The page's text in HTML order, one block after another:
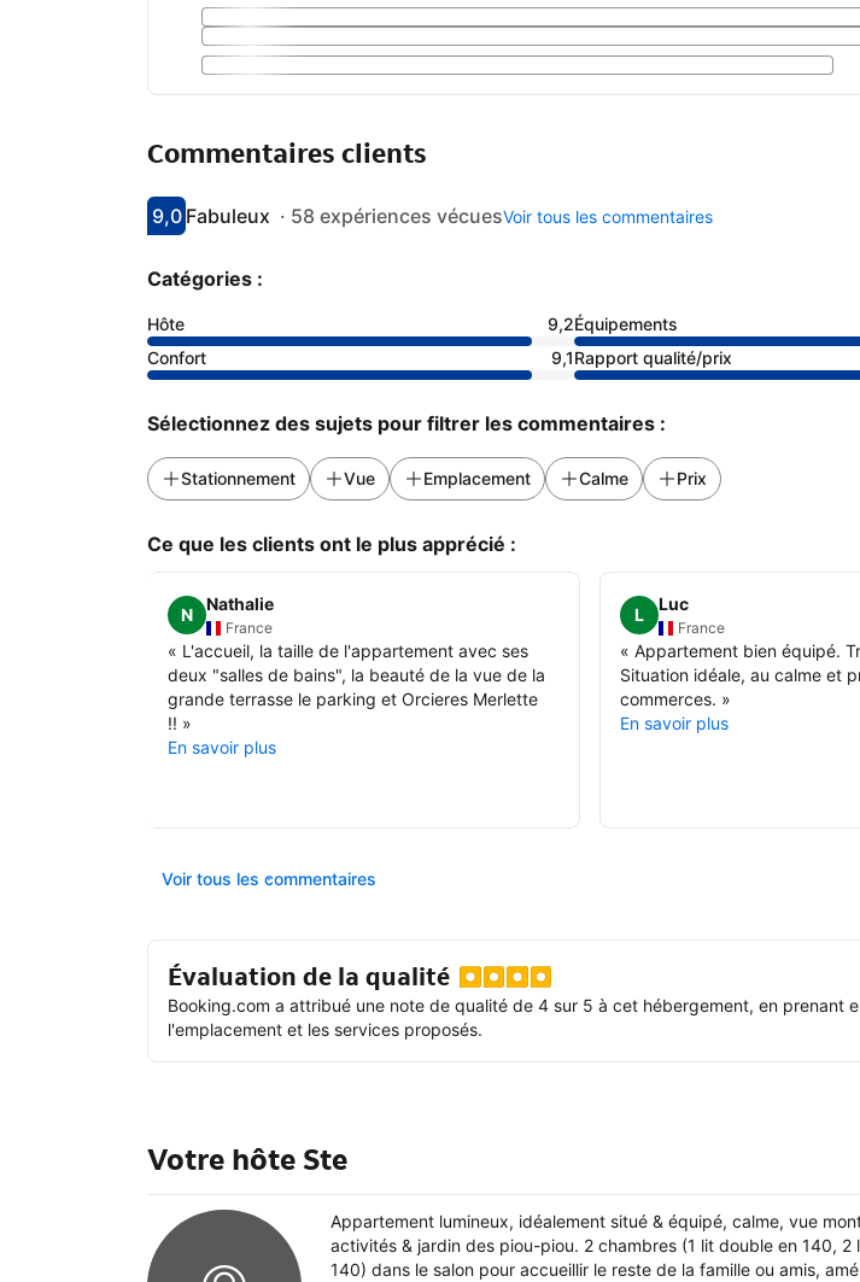
Commentaires clients
Avec une note de 9
9,0
fabuleuxFabuleux · 58 expériences vécuesVoir tous les commentaires
Catégories :
Hôte 9,2Équipements
Confort
9,1Rapport qualité/prix
Sélectionnez des sujets pour filtrer les commentaires :
Stationnement Vue Emplacement Calme Prix
Ce que les clients ont le plus apprécié :
N
Nathalie
France
« L'accueil, la taille de l'appartement avec ses
deux "salles de bains", la beauté de la vue de la
grande terrasse le parking et Orcieres Merlette
!! »
En savoir plus
L
Luc
France
«Appartement bien équipé.
Situation idéale, au calme et
commerces. »
En savoir plus
Voir tous les commentaires
Évaluation de la qualité
Booking.com a attribué une note de qualité de 4 sur 5 à cet hébergement, en prenant
l'emplacement et les services proposés.
Votre hôte Ste
Appartement lumineux, idéalement situé & équipé, calme, vue
activités & jardin des piou-piou. 2 chambres (1 lit double en 140,
140) dans le salon pour accueillir le reste de la famille ou amis,